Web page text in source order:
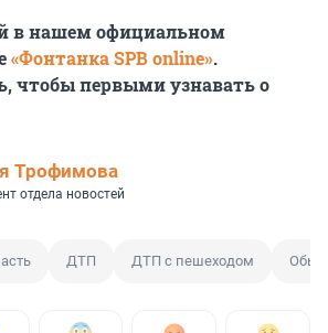
в нашем официальном
«Фонтанка SPB online».
чтобы первыми узнавать о
Трофимова
отдела новостей
ДТП ДТП с пешеходом